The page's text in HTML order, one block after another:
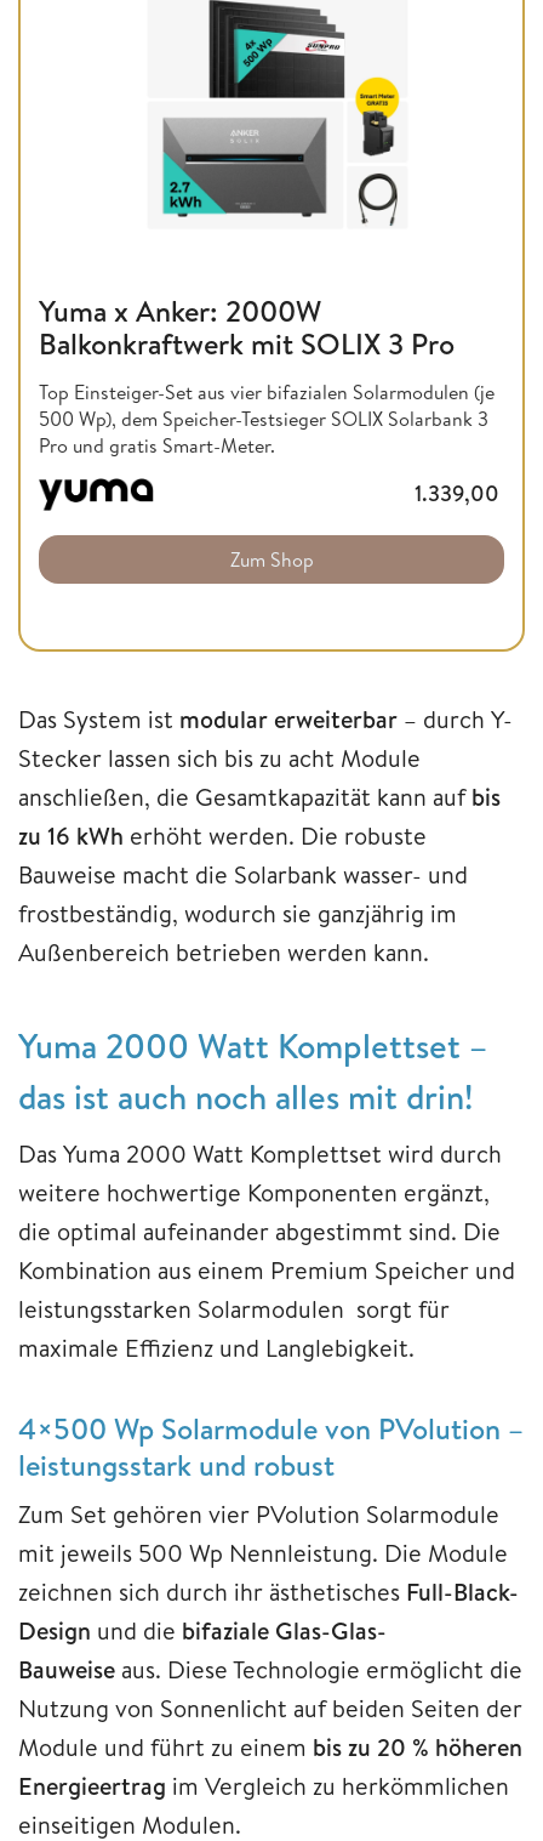
Yuma x Anker: 2000W
Balkonkraftwerk mit SOLIX 3 Pro
Top Einsteiger-Set aus vier bifazialen Solarmodulen (je
500 Wp), dem Speicher-Testsieger SOLIX Solarbank 3
Pro und gratis Smart-Meter.
1.339,00
Zum Shop
Das System ist modular erweiterbar – durch Y-
Stecker lassen sich bis zu acht Module
anschließen, die Gesamtkapazität kann aufbis
zu 16 kWh erhöht werden. Die robuste
Bauweise macht die Solarbank wasser- und
frostbeständig, wodurch sie ganzjährig im
Außenbereich betrieben werden kann.
Yuma 2000 Watt Komplettset –
das ist auch noch alles mit drin!
Das Yuma 2000 Watt Komplettset wird durch
weitere hochwertige Komponenten ergänzt,
die optimal aufeinander abgestimmt sind. Die
Kombination aus einem Premium Speicher und
leistungsstarken Solarmodulen sorgt für
maximale Effizienz und Langlebigkeit.
4×500 Wp Solarmodule von PVolution –
leistungsstark und robust
Zum Set gehören vier PVolution Solarmodule
mit jeweils 500 Wp Nennleistung. Die Module
zeichnen sich durch ihr ästhetisches Full-Black-
Design und die bifaziale Glas-Glas-
Bauweise aus. Diese Technologie ermöglicht die
Nutzung von Sonnenlicht auf beiden Seiten der
Module und führt zu einem bis zu 20 % höheren
Energieertrag im Vergleich zu herkömmlichen
einseitigen Modulen.